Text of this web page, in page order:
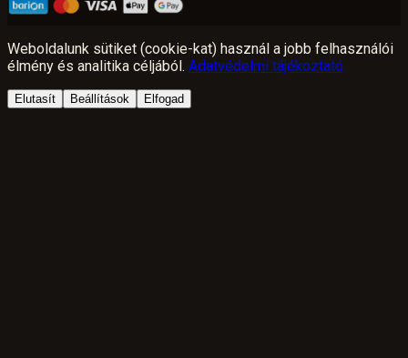
Weboldalunk sütiket (cookie-kat) használ a jobb felhasználói
élmény és analitika céljából. Adatvédelmi tájékoztató
Elutasít Beállítások Elfogad